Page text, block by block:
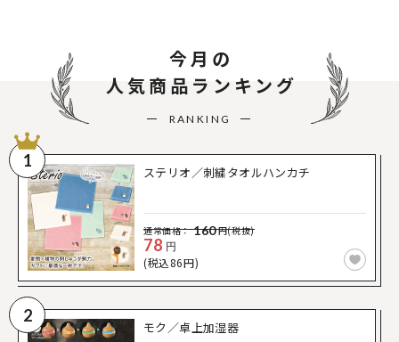
今月の
人気商品ランキング
RANKING
1
ステリオ／刺繍タオルハンカチ
通常価格： 160円(税抜)
78 円
(税込86円)
2
モク／卓上加湿器